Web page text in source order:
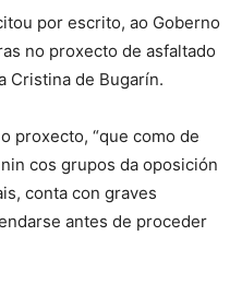
por escrito, ao Goberno
no proxecto de asfaltado
Cristina de Bugarín.
proxecto, “que como de
cos grupos da oposición
conta con graves
antes de proceder